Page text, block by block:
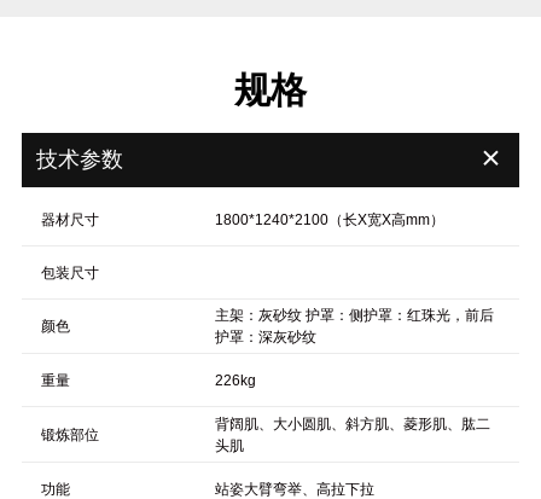
规格
技术参数 ＋
器材尺寸 1800*1240*2100（长X宽X高mm）
包装尺寸
颜色
主架：灰砂纹 护罩：侧护罩：红珠光，前后
护罩：深灰砂纹
重量 226kg
锻炼部位
背阔肌、大小圆肌、斜方肌、菱形肌、肱二
头肌
功能 站姿大臂弯举、高拉下拉